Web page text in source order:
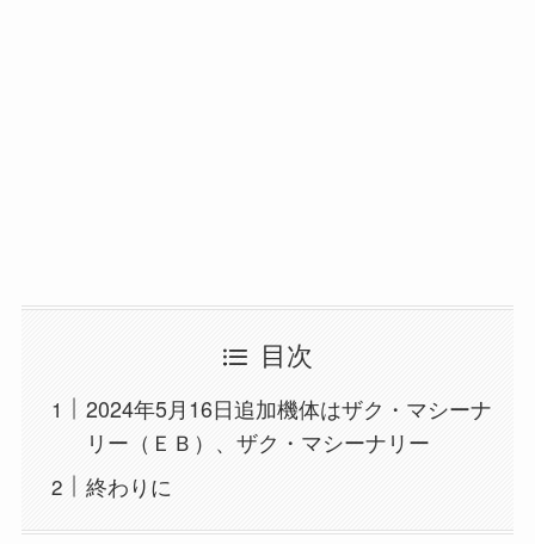
目次
2024年5月16日追加機体はザク・マシーナ
リー（ＥＢ）、ザク・マシーナリー
終わりに